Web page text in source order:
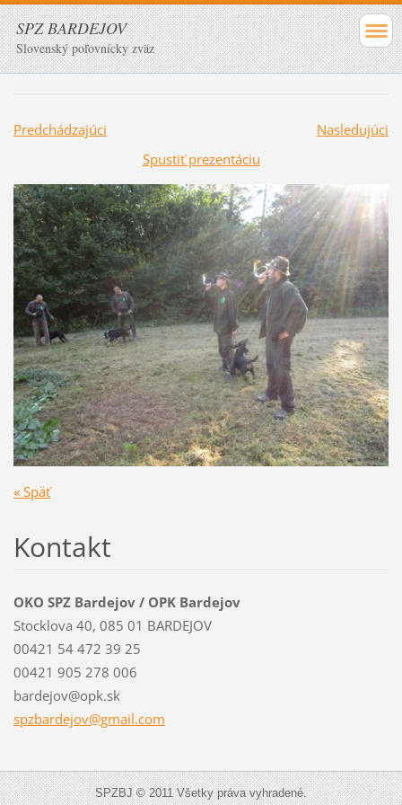
SPZ BARDEJOV
Slovenský poľovnícky zväz
Predchádzajúci
Nasledujúci
Spustiť prezentáciu
« Späť
Kontakt
OKO SPZ Bardejov / OPK Bardejov
Stocklova 40, 085 01 BARDEJOV
00421 54 472 39 25
00421 905 278 006
bardejov@opk.sk
spzbardejov@gmail.com
SPZBJ © 2011 Všetky práva vyhradené.